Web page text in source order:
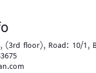
(3rd floor), Road: 10/1,